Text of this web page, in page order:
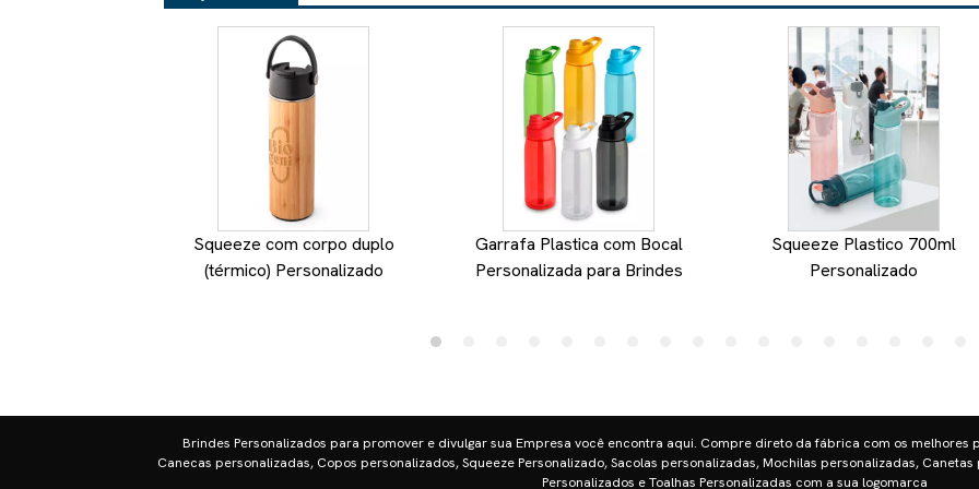
Squeeze com corpo duplo
(térmico) Personalizado
Garrafa Plastica com Bocal
Personalizada para Brindes
Squeeze Plastico 700ml
Personalizado
Brindes Personalizados para promover e divulgar sua Empresa você encontra aqui. Compre direto da fábrica com os
Canecas personalizadas, Copos personalizados, Squeeze Personalizado, Sacolas personalizadas, Mochilas personalizadas,
Personalizados e Toalhas Personalizadas com a sua logomarca